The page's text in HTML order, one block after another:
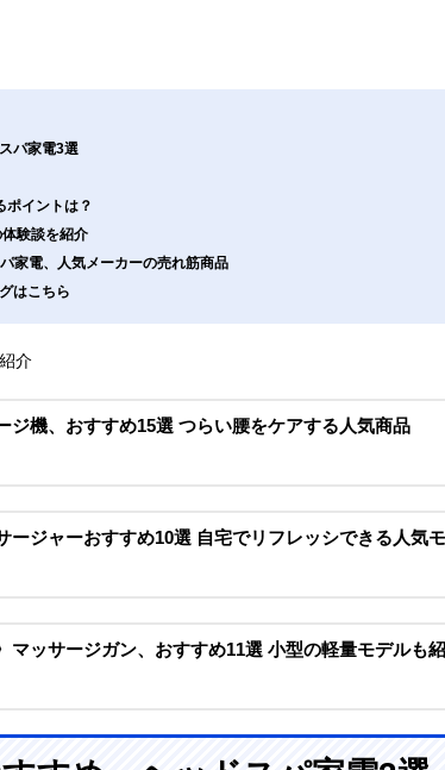
パ家電3選
ポイントは？
験談を紹介
家電、人気メーカーの売れ筋商品
はこちら
介
ジ機、おすすめ15選 つらい腰をケアする人気商品
ージャーおすすめ10選 自宅でリフレッシできる人気
マッサージガン、おすすめ11選 小型の軽量モデルも